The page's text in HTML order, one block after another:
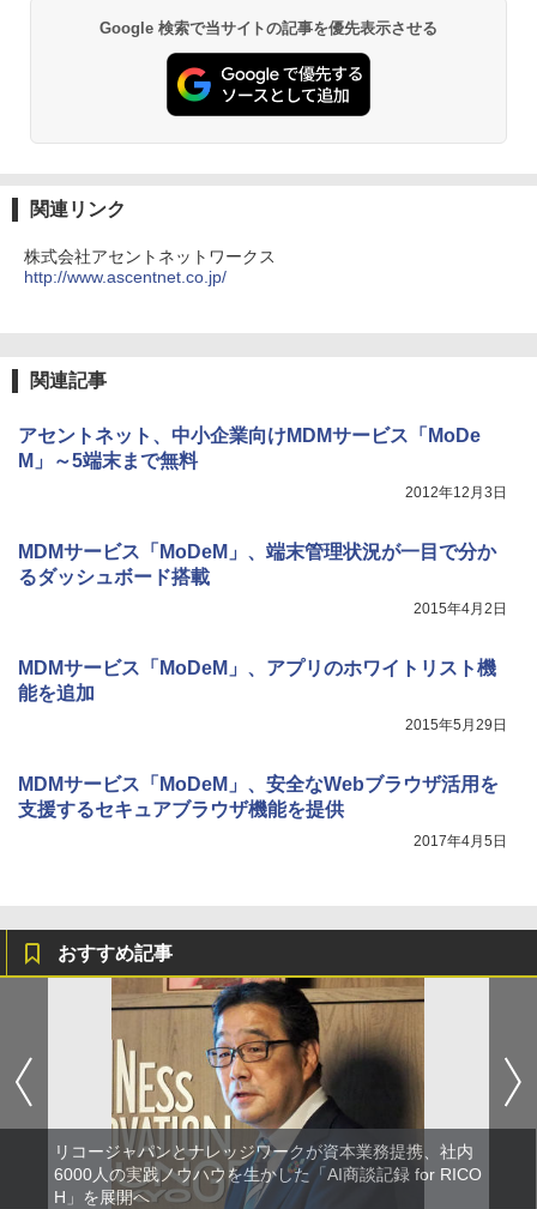
Google 検索で当サイトの記事を優先表示させる
関連リンク
株式会社アセントネットワークス
http://www.ascentnet.co.jp/
関連記事
アセントネット、中小企業向けMDMサービス「MoDe
M」～5端末まで無料
2012年12月3日
MDMサービス「MoDeM」、端末管理状況が一目で分か
るダッシュボード搭載
2015年4月2日
MDMサービス「MoDeM」、アプリのホワイトリスト機
能を追加
2015年5月29日
MDMサービス「MoDeM」、安全なWebブラウザ活用を
支援するセキュアブラウザ機能を提供
2017年4月5日
おすすめ記事
リコージャパンとナレッジワークが資本業務提携、社内
6000人の実践ノウハウを生かした「AI商談記録 for RICO
H」を展開へ